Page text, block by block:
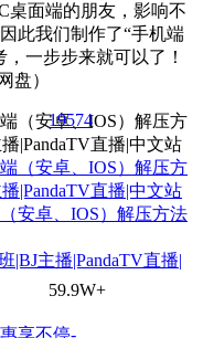
桌面端的朋友，影响不
此我们制作了“手机端
一步步来就可以了！
盘）
安卓、IOS）解压方法
19574
59.9W+